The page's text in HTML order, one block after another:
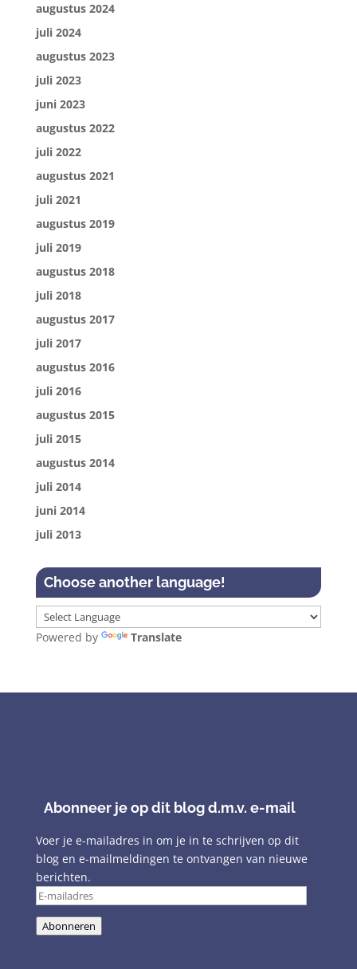
augustus 2024
juli 2024
augustus 2023
juli 2023
juni 2023
augustus 2022
juli 2022
augustus 2021
juli 2021
augustus 2019
juli 2019
augustus 2018
juli 2018
augustus 2017
juli 2017
augustus 2016
juli 2016
augustus 2015
juli 2015
augustus 2014
juli 2014
juni 2014
juli 2013
Choose another language!
Powered by Translate
Abonneer je op dit blog d.m.v. e-mail
Voer je e-mailadres in om je in te schrijven op dit
blog en e-mailmeldingen te ontvangen van nieuwe
berichten.
E-
Abonneren